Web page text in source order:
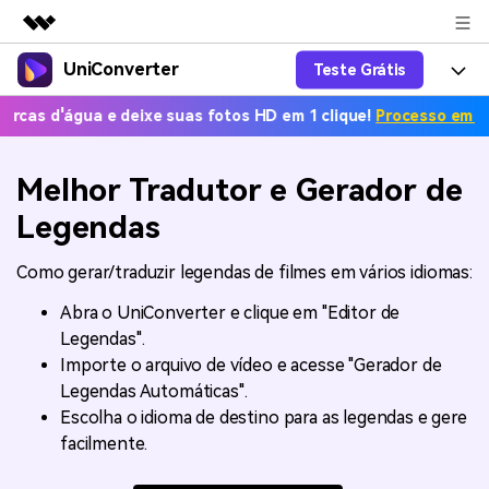
Produtos em destaque
Criatividade digital com IA generativa
Negócios
Soluções
Sobre nós
Sala de imprensa
Suporte
UniConverter Teste Grátis
Productos
UniConverter para Windows
UniConverter para Mac
AniSmall-Compressor de vídeo
AniSmall para Desktop
AniSmall para iOS
Características
Converter de voz em texto
texto para áudio e vídeo.
Conversor de Vídeo
Aproveite recursos de conversão
poderosos e inteligentes.
Ferramentas Online
Soluções
Onde há esporte, há
UniConverter
Ajuda
Como usar o Wondershare UniConverter? Aprenda o guia
passo a passo abaixo.
Atualize para a V17
e deixe suas fotos HD em 1 clique!Processo em massa
Melhor Tradutor e Gerador de
Legendas
Como gerar/traduzir legendas de filmes em vários idiomas:
Abra o UniConverter e clique em "Editor de
Legendas".
Importe o arquivo de vídeo e acesse "Gerador de
Legendas Automáticas".
Escolha o idioma de destino para as legendas e gere
facilmente.